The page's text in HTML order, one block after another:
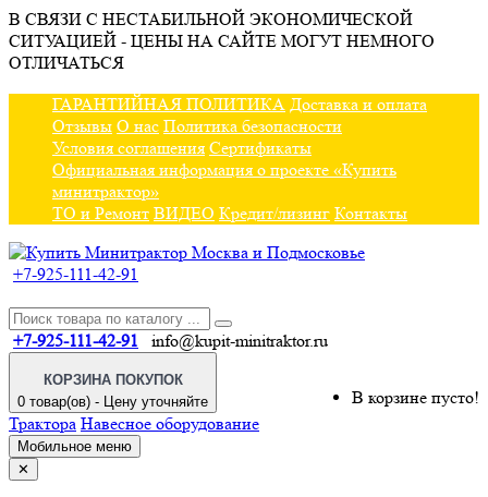
В СВЯЗИ С НЕСТАБИЛЬНОЙ ЭКОНОМИЧЕСКОЙ
СИТУАЦИЕЙ - ЦЕНЫ НА САЙТЕ МОГУТ НЕМНОГО
ОТЛИЧАТЬСЯ
ГАРАНТИЙНАЯ ПОЛИТИКА Доставка и оплата
Отзывы О нас Политика безопасности
Условия соглашения Сертификаты
Официальная информация о проекте «Купить
минитрактор»
ТО и Ремонт ВИДЕО Кредит/лизинг Контакты
+7-925-111-42-91
+7-925-111-42-91 info@kupit-minitraktor.ru
КОРЗИНА ПОКУПОК
0 товар(ов) - Цену уточняйте
В корзине пусто!
Трактора Навесное оборудование
Мобильное меню
✕